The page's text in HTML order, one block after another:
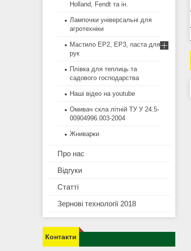
Holland, Fendt та ін.
Лампочки універсальні для
агротехніки
Мастило EP2, EP3, паста для
рук
Плівка для теплиць та
садового господарства
Наші відео на youtube
Омивач скла літній ТУ У 24.5-
00904996.003-2004
Жниварки
Про нас
Відгуки
Статті
Зернові технології 2018
Контакти